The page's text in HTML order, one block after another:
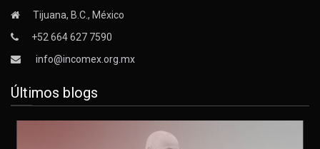
Tijuana, B.C., México
+52 664 627 7590
info@incomex.org.mx
Últimos blogs